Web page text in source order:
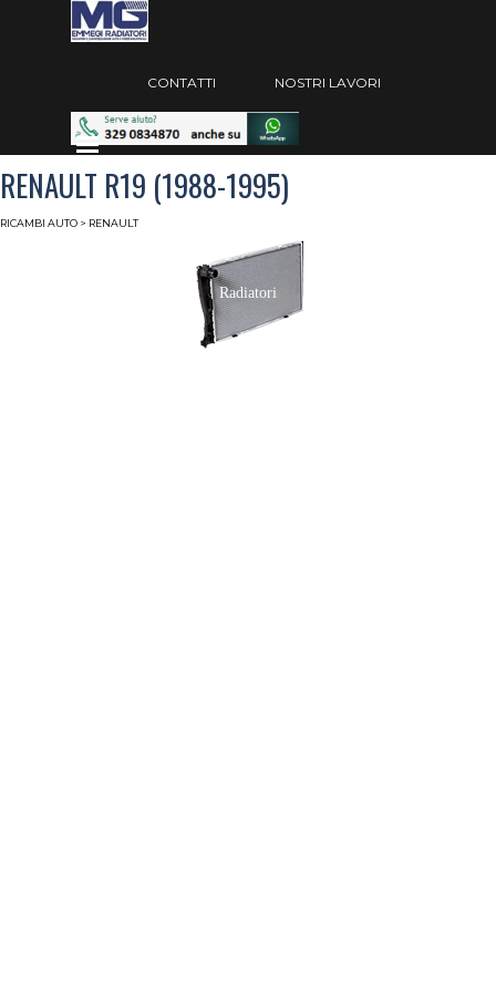
Vai ai contenuti
Salta menù
CONTATTI NOSTRI LAVORI
Salta menù
RENAULT R19 (1988-1995)
RICAMBI AUTO > RENAULT
Radiatori